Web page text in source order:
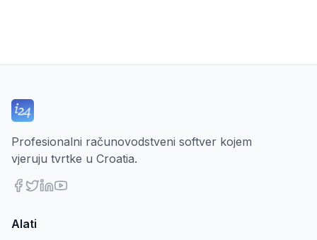
Profesionalni računovodstveni softver kojem
vjeruju tvrtke u Croatia.
Alati